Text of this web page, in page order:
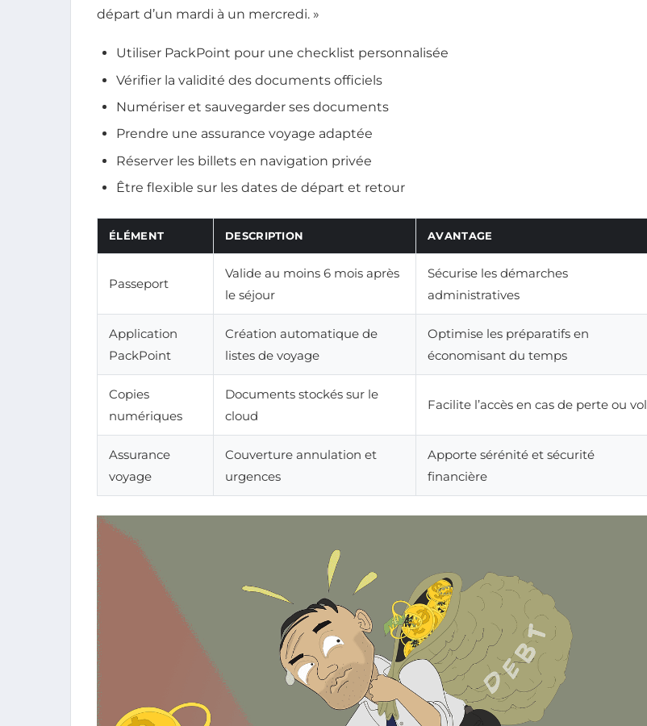
départ d’un mardi à un mercredi. »
Utiliser PackPoint pour une checklist personnalisée
Vérifier la validité des documents officiels
Numériser et sauvegarder ses documents
Prendre une assurance voyage adaptée
Réserver les billets en navigation privée
Être flexible sur les dates de départ et retour
ÉLÉMENT DESCRIPTION AVANTAGE
Passeport
Valide au moins 6 mois après
le séjour
Sécurise les démarches
administratives
Application
PackPoint
Création automatique de
listes de voyage
Optimise les préparatifs en
économisant du temps
Copies
numériques
Documents stockés sur le
cloud
Facilite l’accès en cas de perte ou vol
Assurance
voyage
Couverture annulation et
urgences
Apporte sérénité et sécurité
financière